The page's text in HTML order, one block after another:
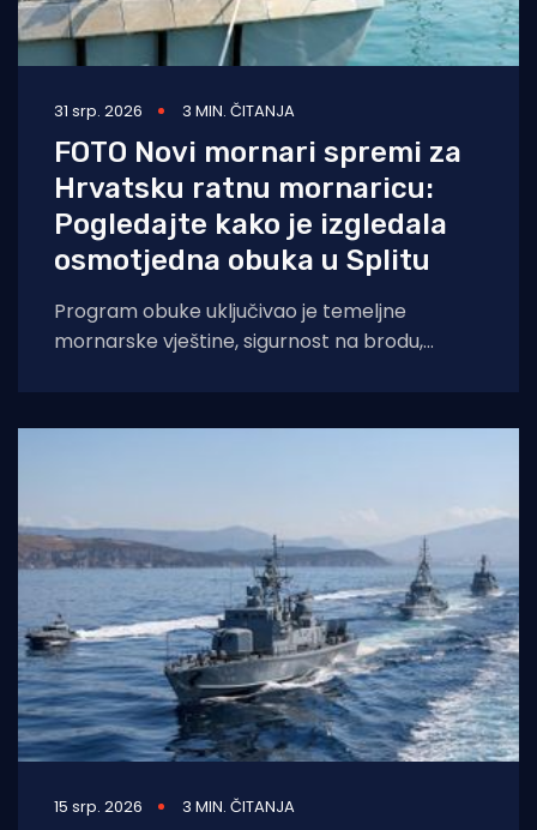
31 srp. 2026 3 MIN. ČITANJA
FOTO Novi mornari spremi za
Hrvatsku ratnu mornaricu:
Pogledajte kako je izgledala
osmotjedna obuka u Splitu
Program obuke uključivao je temeljne
mornarske vještine, sigurnost na brodu,
15 srp. 2026 3 MIN. ČITANJA